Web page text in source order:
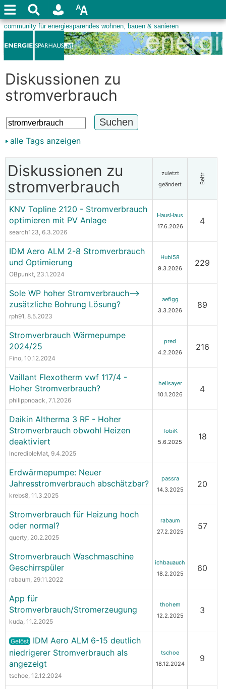
Diskussionen zu
stromverbrauch
alle Tags anzeigen
Diskussionen zu
stromverbrauch
zuletzt
geändert
Beitr
KNV Topline 2120 - Stromverbrauch
optimieren mit PV Anlage
search123, 6.3.2026
HausHaus
17.6.2026
4
IDM Aero ALM 2-8 Stromverbrauch
und Optimierung
OBpunkt, 23.1.2024
Hubi58
9.3.2026
229
Sole WP hoher Stromverbrauch-->
zusätzliche Bohrung Lösung?
rph91, 8.5.2023
aefigg
3.3.2026
89
Stromverbrauch Wärmepumpe
2024/25
Fino, 10.12.2024
pred
4.2.2026
216
Vaillant Flexotherm vwf 117/4 -
Hoher Stromverbrauch?
philippnoack, 7.1.2026
hellsayer
10.1.2026
4
Daikin Altherma 3 RF - Hoher
Stromverbrauch obwohl Heizen
deaktiviert
IncredibleMat, 9.4.2025
TobiK
5.6.2025
18
Erdwärmepumpe: Neuer
Jahresstromverbrauch abschätzbar?
krebs8, 11.3.2025
passra
14.3.2025
20
Stromverbrauch für Heizung hoch
oder normal?
querty, 20.2.2025
rabaum
27.2.2025
57
Stromverbrauch Waschmaschine
Geschirrspüler
rabaum, 29.11.2022
ichbauauch
18.2.2025
60
App für
Stromverbrauch/Stromerzeugung
kuda, 11.2.2025
thohem
12.2.2025
3
Gelöst IDM Aero ALM 6-15 deutlich
niedrigerer Stromverbrauch als
angezeigt
tschoe, 12.12.2024
tschoe
18.12.2024
9